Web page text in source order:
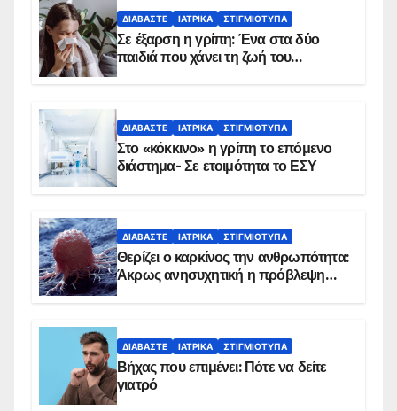
ΔΙΑΒΆΣΤΕ ΙΑΤΡΙΚΆ ΣΤΙΓΜΙΌΤΥΠΑ
Σε έξαρση η γρίπη: Ένα στα δύο
παιδιά που χάνει τη ζωή του
ΔΙΑΒΆΣΤΕ ΙΑΤΡΙΚΆ ΣΤΙΓΜΙΌΤΥΠΑ
Στο «κόκκινο» η γρίπη το επόμενο
διάστημα- Σε ετοιμότητα το ΕΣΥ
ΔΙΑΒΆΣΤΕ ΙΑΤΡΙΚΆ ΣΤΙΓΜΙΌΤΥΠΑ
Θερίζει ο καρκίνος την ανθρωπότητα:
Άκρως ανησυχητική η πρόβλεψη…
ΔΙΑΒΆΣΤΕ ΙΑΤΡΙΚΆ ΣΤΙΓΜΙΌΤΥΠΑ
Βήχας που επιμένει: Πότε να δείτε
γιατρό